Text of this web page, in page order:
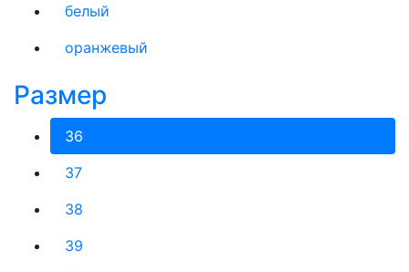
белый
оранжевый
Размер
36
37
38
39